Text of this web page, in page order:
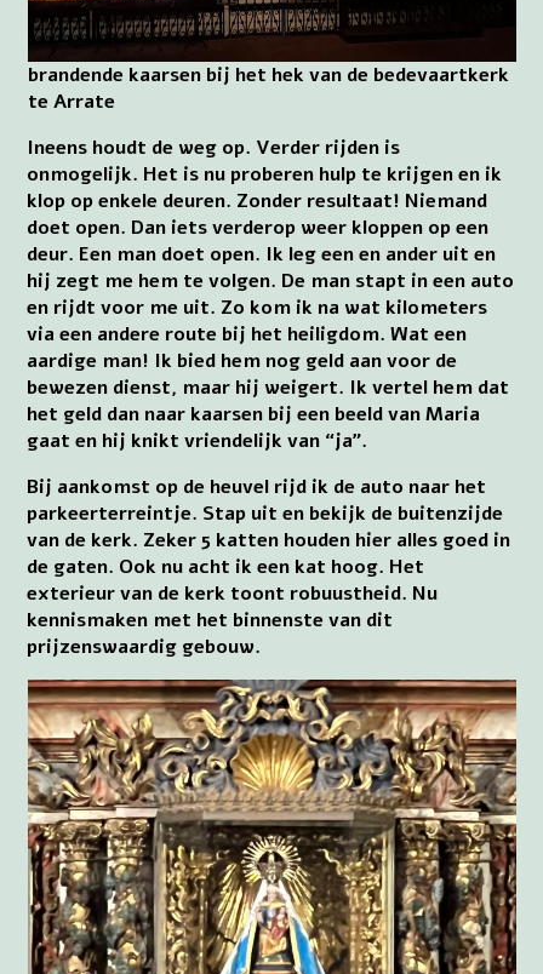
brandende kaarsen bij het hek van de bedevaartkerk
te Arrate
Ineens houdt de weg op. Verder rijden is
onmogelijk. Het is nu proberen hulp te krijgen en ik
klop op enkele deuren. Zonder resultaat! Niemand
doet open. Dan iets verderop weer kloppen op een
deur. Een man doet open. Ik leg een en ander uit en
hij zegt me hem te volgen. De man stapt in een auto
en rijdt voor me uit. Zo kom ik na wat kilometers
via een andere route bij het heiligdom. Wat een
aardige man! Ik bied hem nog geld aan voor de
bewezen dienst, maar hij weigert. Ik vertel hem dat
het geld dan naar kaarsen bij een beeld van Maria
gaat en hij knikt vriendelijk van “ja”.
Bij aankomst op de heuvel rijd ik de auto naar het
parkeerterreintje. Stap uit en bekijk de buitenzijde
van de kerk. Zeker 5 katten houden hier alles goed in
de gaten. Ook nu acht ik een kat hoog. Het
exterieur van de kerk toont robuustheid. Nu
kennismaken met het binnenste van dit
prijzenswaardig gebouw.